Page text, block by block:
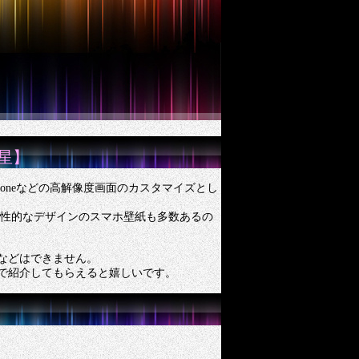
】
などの高解像度画面のカスタマイズとし
的なデザインのスマホ壁紙も多数あるの
どはできません。
紹介してもらえると嬉しいです。